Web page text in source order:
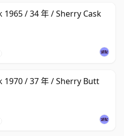
/ 34 年 / Sherry Cask
1970 / 37 年 / Sherry Butt